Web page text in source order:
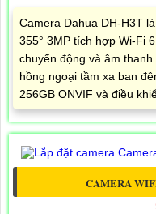
Camera Dahua DH-H3T
355° 3MP tích hợp Wi-Fi
chuyển động và âm
hồng ngoại tầm xa ban
256GB ONVIF và điều
CAMERA